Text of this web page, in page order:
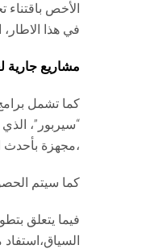
الأخص
في هذا
مشاريع جارية
كما تشمل
،مجهزة بأحدث
كما سيتم الحصول على أربعة (4) جرارات قاطرة أخرى خلال
فيما يتعلق